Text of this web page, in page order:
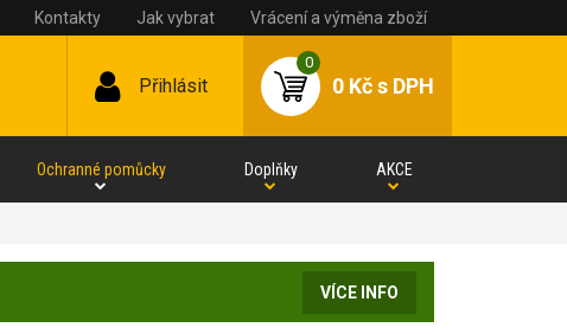
Kontakty Jak vybrat Vrácení a výměna zboží
Přihlásit
0
0 Kčs DPH
Ochranné pomůcky Doplňky AKCE
VÍCE INFO